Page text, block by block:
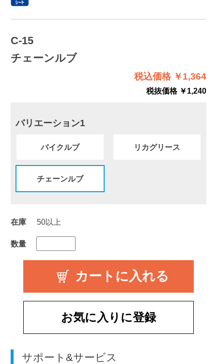
C-15
チェーンルブ
税込価格 ￥1,364
税抜価格 ￥1,240
バリエーション1
バイクルブ リカグリース
チェーンルブ
在庫 50以上
数量
お気に入りに登録
サポート&サービス